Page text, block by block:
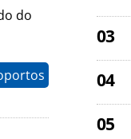
do